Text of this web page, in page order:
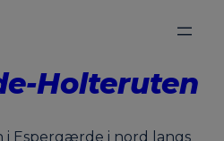
Holteruten
i Espergærde i nord langs